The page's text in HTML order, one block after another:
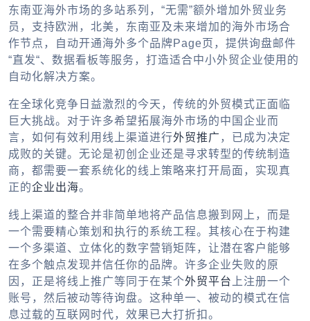
东南亚海外市场的多站系列，“无需”额外增加外贸业务
员，支持欧洲，北美，东南亚及未来增加的海外市场合
作节点，自动开通海外多个品牌Page页，提供询盘邮件
“直发“、数据看板等服务，打造适合中小外贸企业使用的
自动化解决方案。
在全球化竞争日益激烈的今天，传统的外贸模式正面临
巨大挑战。对于许多希望拓展海外市场的中国企业而
言，如何有效利用线上渠道进行外贸推广 ，已成为决定
成败的关键。无论是初创企业还是寻求转型的传统制造
商，都需要一套系统化的线上策略来打开局面，实现真
正的企业出海。
线上渠道的整合并非简单地将产品信息搬到网上，而是
一个需要精心策划和执行的系统工程。其核心在于构建
一个多渠道、立体化的数字营销矩阵，让潜在客户能够
在多个触点发现并信任你的品牌。许多企业失败的原
因，正是将线上推广等同于在某个外贸平台 上注册一个
账号，然后被动等待询盘。这种单一、被动的模式在信
息过载的互联网时代，效果已大打折扣。